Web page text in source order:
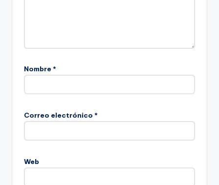
Nombre *
Correo electrónico *
Web